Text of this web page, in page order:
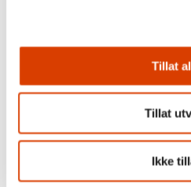
Tillat
Tillat
Ikke
• Messen er for bransje, med
Om
Gjestelandet er i sentrum for
bransje og publikum under
også mange nye møteplasser i
prosjektene, både i Norge og